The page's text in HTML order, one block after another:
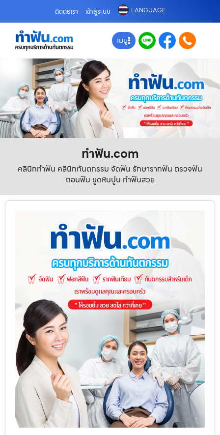
ติดต่อเรา เข้าสู่ระบบ LANGUAGE
เมนู
ทําฟัน.com
คลินิกทำฟัน คลินิกทันตกรรม จัดฟัน รักษารากฟัน ตรวจฟัน
ถอนฟัน ขูดหินปูน ทำฟันสวย